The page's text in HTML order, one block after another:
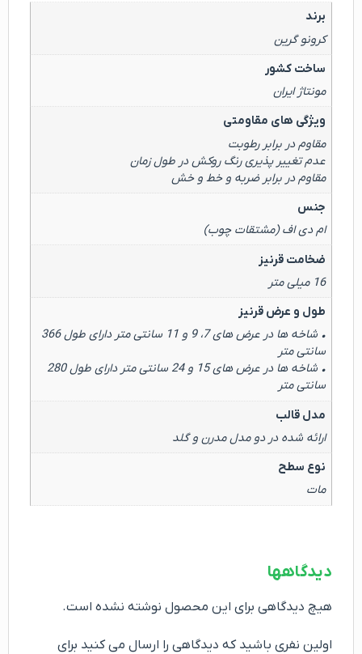
برند
کرونو گرین
ساخت کشور
مونتاژ ایران
ویژگی های مقاومتی
مقاوم در برابر رطوبت
عدم تغییر پذیری رنگ روکش در طول زمان
مقاوم در برابر ضربه و خط و خش
جنس
ام دی اف (مشتقات چوب)
ضخامت قرنیز
16 میلی متر
طول و عرض قرنیز
• شاخه ها در عرض های 7، 9 و 11 سانتی متر دارای طول 366
سانتی متر
• شاخه ها در عرض های 15 و 24 سانتی متر دارای طول 280
سانتی متر
مدل قالب
ارائه شده در دو مدل مدرن و گلد
نوع سطح
مات
دیدگاهها
هیچ دیدگاهی برای این محصول نوشته نشده است.
اولین نفری باشید که دیدگاهی را ارسال می کنید برای